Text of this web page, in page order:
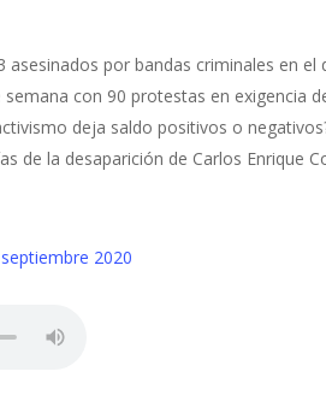
asesinados por bandas criminales en
semana con 90 protestas en exigencia
deja saldo positivos o
de la desaparición de Carlos Enrique
2020